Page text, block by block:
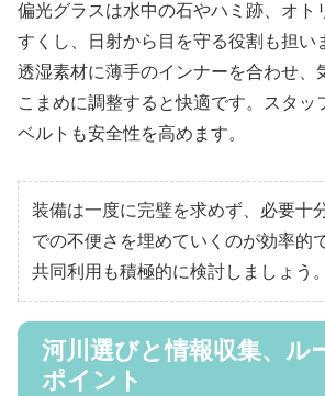
偏光グラスは水中の石やハミ跡、オト
すくし、日射から目を守る役割も担い
透湿素材に薄手のインナーを合わせ、
こまめに調整すると快適です。スタッ
ベルトも安全性を高めます。
装備は一度に完璧を求めず、必要十
での不便さを埋めていくのが効率的
共同利用も積極的に検討しましょう。
河川選びと情報収集、ル
ポイント